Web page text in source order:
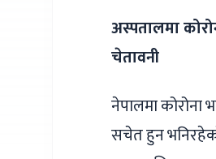
अस्पतालमा
चेतावनी
नेपालमा
सचेत हुन